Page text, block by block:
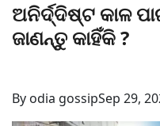
ଅନିର୍ଦ୍ଦିଷ୍ଟ କାଳ
ଜାଣନ୍ତୁ କାହିଁକି ?
By odia gossipSep 29,